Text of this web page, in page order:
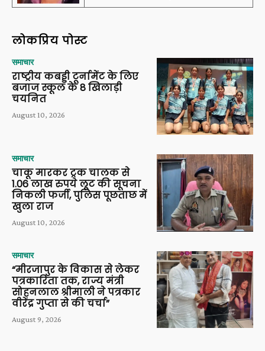
लोकप्रिय पोस्ट
समाचार
राष्ट्रीय कबड्डी टूर्नामेंट के लिए
बजाज स्कूल के 8 खिलाड़ी
चयनित
August 10, 2026
समाचार
चाकू मारकर ट्रक चालक से
1.06 लाख रुपये लूट की सूचना
निकली फर्जी, पुलिस पूछताछ में
खुला राज
August 10, 2026
समाचार
“मीरजापुर के विकास से लेकर
पत्रकारिता तक, राज्य मंत्री
सोहनलाल श्रीमाली ने पत्रकार
वीरेंद्र गुप्ता से की चर्चा”
August 9, 2026